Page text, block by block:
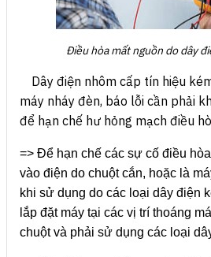
Điều hòa mất nguồn do dây
Dây điện nhôm cấp tín hiệu
máy nháy đèn, báo lỗi cần phải
để hạn chế hư hỏng mạch điều
=> Để hạn chế các sự cố điều
vào điện do chuột cắn, hoặc là
khi sử dụng do các loại dây điện
lắp đặt máy tại các vị trí thoáng
chuột và phải sử dụng các loại